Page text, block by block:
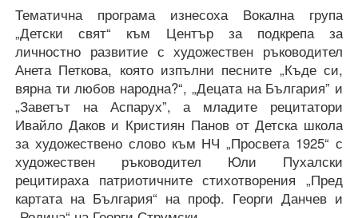
Тематична програма изнесоха Вокална група
„Детски свят“ към Център за подкрепа за
личностно развитие с художествен ръководител
Анета Петкова, която изпълни песните „Къде си,
вярна ти любов народна?“, „Децата на България” и
„Заветът на Аспарух”, а младите рецитатори
Ивайло Даков и Кристиян Панов от Детска школа
за художествено слово към НЧ „Просвета 1925“ с
художествен ръководител Юли Пухалски
рецитираха патриотичните стихотворения „Пред
картата на България“ на проф. Георги Данчев и